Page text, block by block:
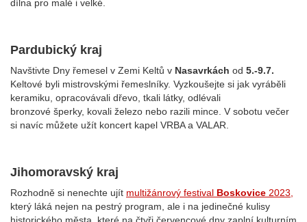
dílna pro malé i velké.
Pardubický kraj
Navštivte Dny řemesel v Zemi Keltů v Nasavrkách od 5.-9.7.
Keltové byli mistrovskými řemeslníky. Vyzkoušejte si jak vyráběli
keramiku, opracovávali dřevo, tkali látky, odlévali
bronzové šperky, kovali železo nebo razili mince. V sobotu večer
si navíc můžete užít koncert kapel VRBA a VALAR.
Jihomoravský kraj
Rozhodně si nenechte ujít multižánrový festival Boskovice 2023,
který láká nejen na pestrý program, ale i na jedinečné kulisy